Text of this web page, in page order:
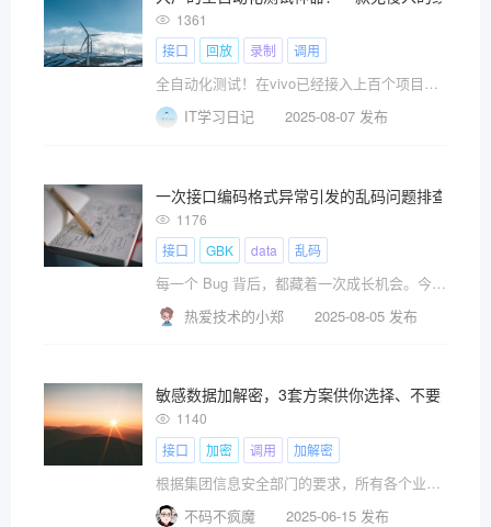
1361
接口
回放 录制 调用
全自动化测试！在vivo已经接入上百个项目，平稳运行多年
IT学习日记
2025-08-07 发布
一次接口编码格式异常引发的乱码问题排查与复
1176
接口
GBK data 乱码
每一个 Bug 背后，都藏着一次成长机会。今天分享一次真实的接口编码格式异常导致的乱码问题排查过程，从现象分析到最终复盘，希望对你也有启发。
热爱技术的小郑
2025-08-05 发布
敏感数据加解密，3套方案供你选择、不要太强了
1140
接口
加密 调用 加解密
根据集团信息安全部门的要求，所有各个业务中心涉及敏感数据的表敏感字段及管理后台展示的敏感字段都要加密存储，防止信息外泄对公司不可估量的损失。
不码不疯魔
2025-06-15 发布